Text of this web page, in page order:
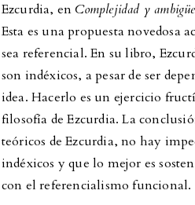
Ezcurdia, en Complejidad y
Esta es una propuesta novedosa
sea referencial. En su libro,
son indéxicos, a pesar de ser
idea. Hacerlo es un ejercicio
filosofía de Ezcurdia. La
teóricos de Ezcurdia, no hay
indéxicos y que lo mejor es
con el referencialismo funcional.